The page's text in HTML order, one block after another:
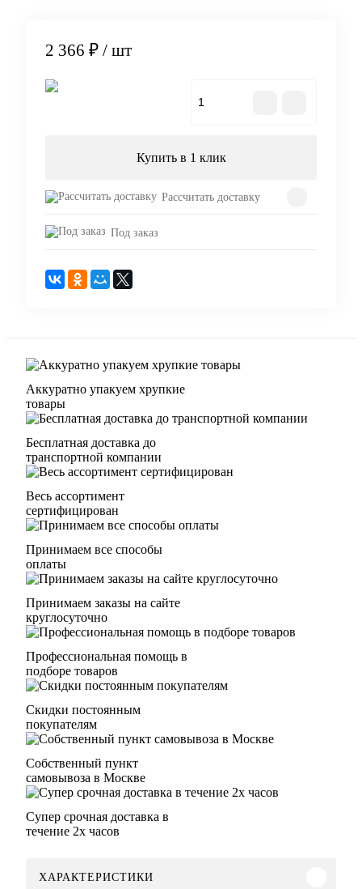
2 366 ₽ / шт
Купить в 1 клик
Рассчитать доставку
Под заказ
Аккуратно упакуем хрупкие
товары
Бесплатная доставка до
транспортной компании
Весь ассортимент
сертифицирован
Принимаем все способы
оплаты
Принимаем заказы на сайте
круглосуточно
Профессиональная помощь в
подборе товаров
Скидки постоянным
покупателям
Собственный пункт
самовывоза в Москве
Супер срочная доставка в
течение 2х часов
ХАРАКТЕРИСТИКИ